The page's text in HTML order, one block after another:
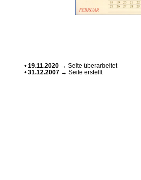
• 19.11.2020 → Seite überarbeitet
• 31.12.2007 → Seite erstellt